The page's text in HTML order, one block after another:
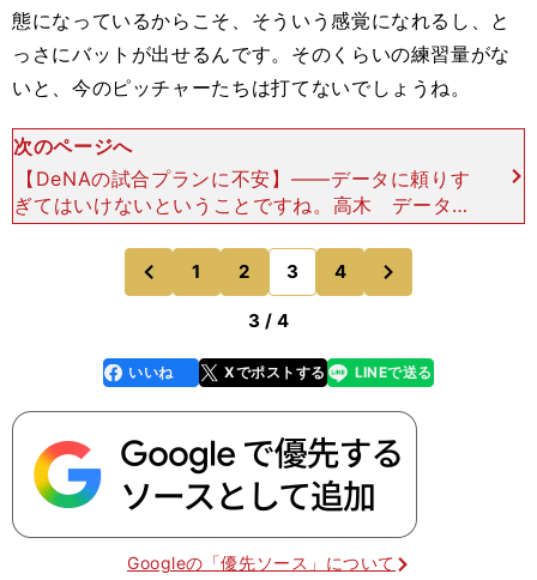
態になっているからこそ、そういう感覚になれるし、と
っさにバットが出せるんです。そのくらいの練習量がな
いと、今のピッチャーたちは打てないでしょうね。
次のページへ
【DeNAの試合プランに不安】――データに頼りす
ぎてはいけないということですね。高木 データ通
りの球がきたら、ある程度の確率で芯には当ててい
くでしょうが、データが当たったからといってすべ
てがヒット
前
のページへ
1 2 3 4
のページへ
3 / 4
faceboo
k
いいね Xでポストする
line LINEで送る
Googleの「優先ソース」について